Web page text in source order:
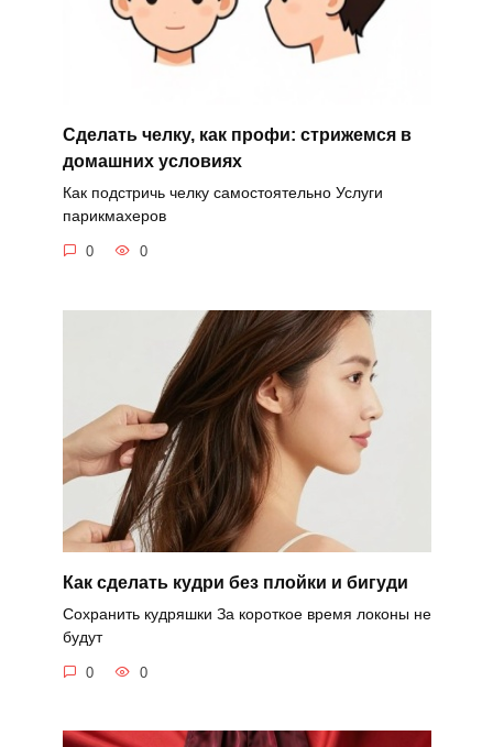
Сделать челку, как профи: стрижемся в
домашних условиях
Как подстричь челку самостоятельно Услуги
парикмахеров
0 0
Как сделать кудри без плойки и бигуди
Сохранить кудряшки За короткое время локоны не
будут
0 0